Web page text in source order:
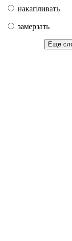
накапливать
замерзать
Еще